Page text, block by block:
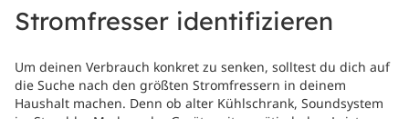
Stromfresser identifizieren
Um deinen Verbrauch konkret zu senken, solltest du dich auf
die Suche nach den größten Stromfressern in deinem
Haushalt machen. Denn ob alter Kühlschrank, Soundsystem